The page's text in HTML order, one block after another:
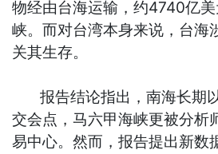
物经由台海运输，约4740亿
峡。而对台湾本身来说，台海
关其生存。
报告结论指出，南海长期
交会点，马六甲海峡更被分析
易中心。然而，报告提出新数